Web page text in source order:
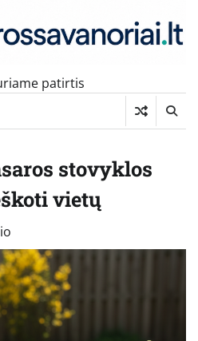
patirtis
stovyklos
vietų